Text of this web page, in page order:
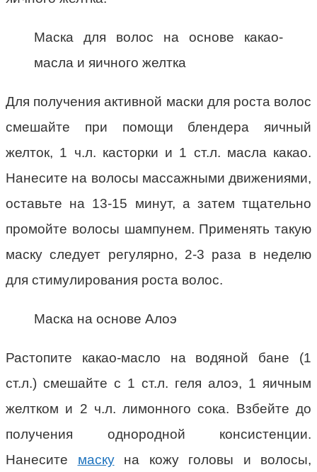
Маска для волос на основе какао-
масла и яичного желтка
Для получения активной маски для роста волос
смешайте при помощи блендера яичный
желток, 1 ч.л. касторки и 1 ст.л. масла какао.
Нанесите на волосы массажными движениями,
оставьте на 13-15 минут, а затем тщательно
промойте волосы шампунем. Применять такую
маску следует регулярно, 2-3 раза в неделю
для стимулирования роста волос.
Маска на основе Алоэ
Растопите какао-масло на водяной бане (1
ст.л.) смешайте с 1 ст.л. геля алоэ, 1 яичным
желтком и 2 ч.л. лимонного сока. Взбейте до
получения однородной консистенции.
Нанесите маскуна кожу головы и волосы,